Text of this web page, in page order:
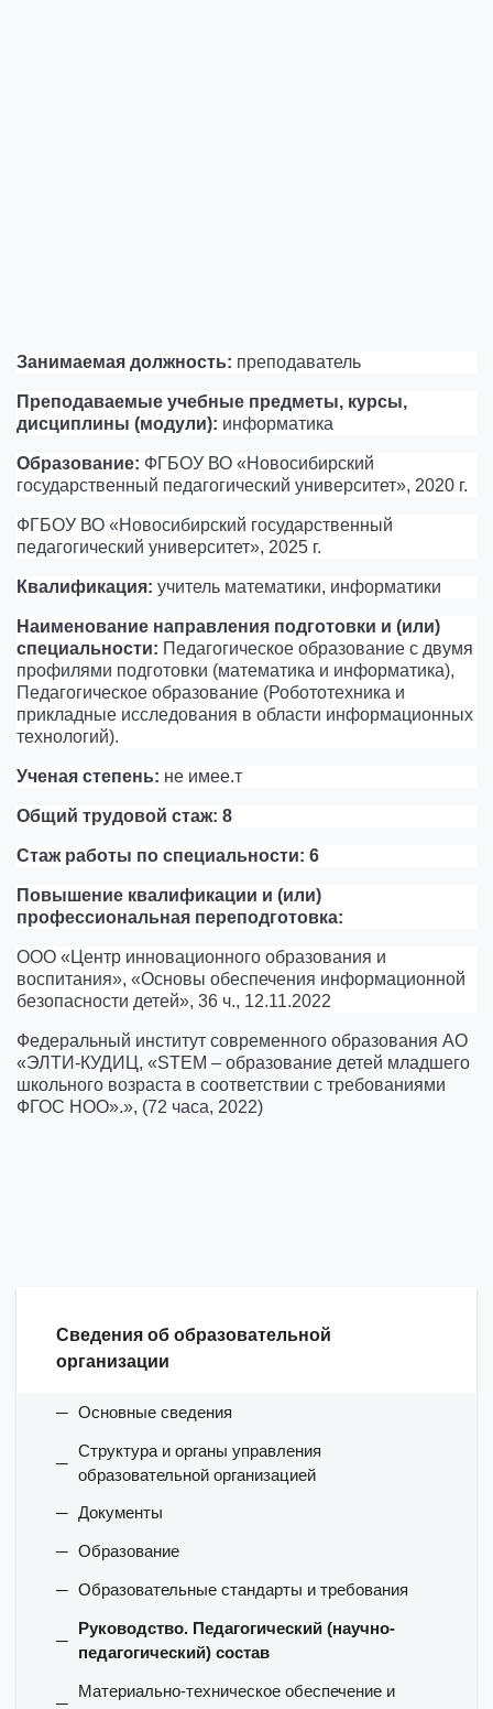
Сведения об образовательной
организации
Основные сведения
Структура и органы управления
образовательной организацией
Документы
Образование
Образовательные стандарты и требования
Руководство. Педагогический (научно-
педагогический) состав
Материально-техническое обеспечение и
Занимаемая должность: преподаватель
Преподаваемые учебные предметы, курсы,
дисциплины (модули): информатика
Образование: ФГБОУ ВО «Новосибирский
государственный педагогический университет», 2020 г.
ФГБОУ ВО «Новосибирский государственный
педагогический университет», 2025 г.
Квалификация: учитель математики, информатики
Наименование направления подготовки и (или)
специальности: Педагогическое образование с двумя
профилями подготовки (математика и информатика),
Педагогическое образование (Робототехника и
прикладные исследования в области информационных
технологий).
Ученая степень: не имее.т
Общий трудовой стаж: 8
Стаж работы по специальности: 6
Повышение квалификации и (или)
профессиональная переподготовка:
ООО «Центр инновационного образования и
воспитания», «Основы обеспечения информационной
безопасности детей», 36 ч., 12.11.2022
Федеральный институт современного образования АО
«ЭЛТИ-КУДИЦ, «STEM – образование детей младшего
школьного возраста в соответствии с требованиями
ФГОС НОО».», (72 часа, 2022)